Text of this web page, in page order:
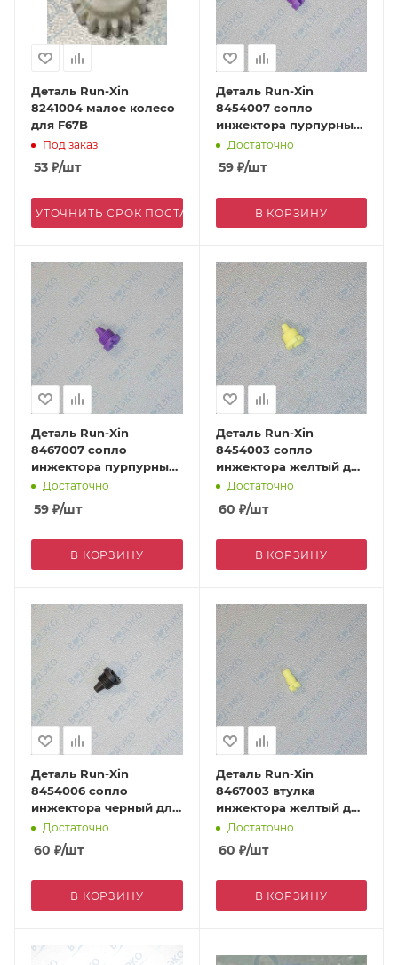
Деталь Run-Xin
8241004 малое колесо
для F67B
Под заказ
53 ₽/шт
УТОЧНИТЬ СРОК ПОСТАВКИ
Деталь Run-Xin
8454007 сопло
инжектора пурпурный
для F63C/F69A/F73A
Достаточно
59₽/шт
В КОРЗИНУ
Деталь Run-Xin
8467007 сопло
инжектора пурпурный
для F63C/F69A/F73A
Достаточно
59 ₽/шт
В КОРЗИНУ
Деталь Run-Xin
8454003 сопло
инжектора желтый для
F63C/F69A/F73A
Достаточно
60 ₽/шт
В КОРЗИНУ
Деталь Run-Xin
8454006 сопло
инжектора черный для
F63C/F69A/F73A
Достаточно
60 ₽/шт
В КОРЗИНУ
Деталь Run-Xin
8467003 втулка
инжектора желтый для
F63C/F69A/F73A
Достаточно
60 ₽/шт
В КОРЗИНУ